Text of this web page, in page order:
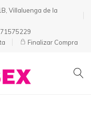
Villaluenga de la
Finalizar Compra